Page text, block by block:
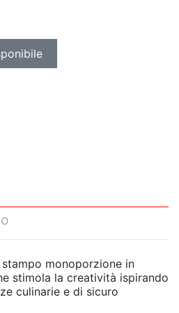
monoporzione in
stimola la creatività ispirando
culinarie e di sicuro